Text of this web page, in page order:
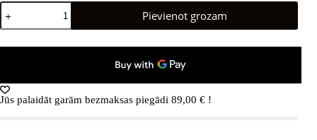
REIMA
Ankka
lietaus
Pievienot grozam
Jūs palaidāt garām bezmaksas piegādi 89,00 € !